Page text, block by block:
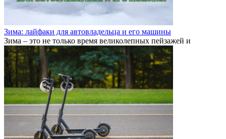
Зима: лайфаки для автовладельца и его машины
Зима – это не только время великолепных пейзажей и